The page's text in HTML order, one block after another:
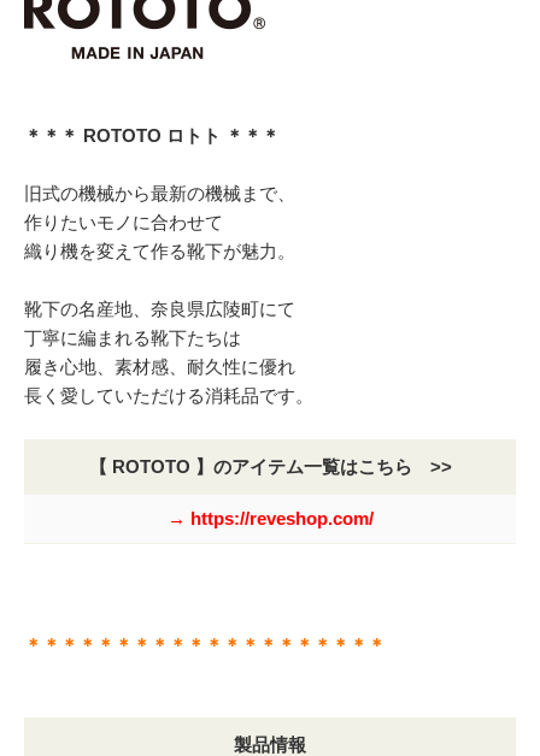
＊＊＊ ROTOTO ロトト ＊＊＊
旧式の機械から最新の機械まで、
作りたいモノに合わせて
織り機を変えて作る靴下が魅力。
靴下の名産地、奈良県広陵町にて
丁寧に編まれる靴下たちは
履き心地、素材感、耐久性に優れ
長く愛していただける消耗品です。
【 ROTOTO 】のアイテム一覧はこちら >>
→ https://reveshop.com/
＊＊＊＊＊＊＊＊＊＊＊＊＊＊＊＊＊＊＊＊
製品情報